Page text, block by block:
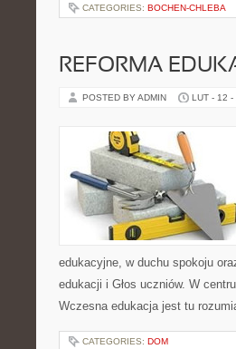
CATEGORIES: BOCHEN-CHLEBA
REFORMA
POSTED BY ADMIN LUT - 12 -
edukacyjne, w duchu spokoju
edukacji i Głos uczniów. W
Wczesna edukacja jest tu
CATEGORIES: DOM